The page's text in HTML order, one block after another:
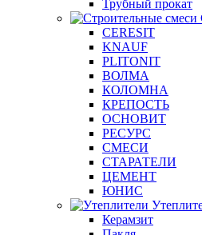
Трубный прокат
CERESIT
KNAUF
PLITONIT
ВОЛМА
КОЛОМНА
КРЕПОСТЬ
ОСНОВИТ
РЕСУРС
СМЕСИ
СТАРАТЕЛИ
ЦЕМЕНТ
ЮНИС
Керамзит